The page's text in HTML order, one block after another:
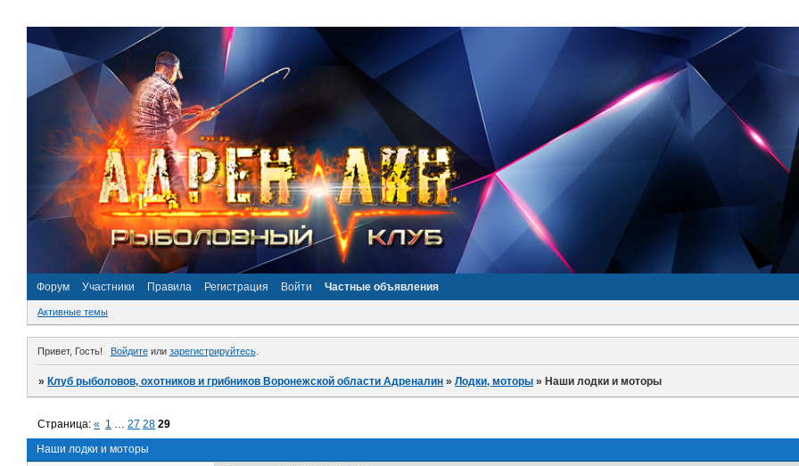
Форум Участники Правила Регистрация Войти Частные объявления
Активные темы
Привет, Гость! Войдитеили зарегистрируйтесь.
» Клуб рыболовов, охотников и грибников Воронежской области Адреналин »Лодки, моторы » Наши лодки и моторы
Наши лодки и моторы
Страница:« 1 … 27 28 29